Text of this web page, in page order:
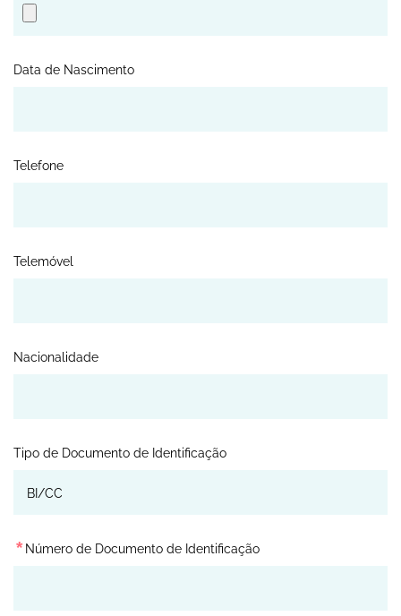
Data de Nascimento
Telefone
Telemóvel
Nacionalidade
Tipo de Documento de Identificação
* Número de Documento de Identificação